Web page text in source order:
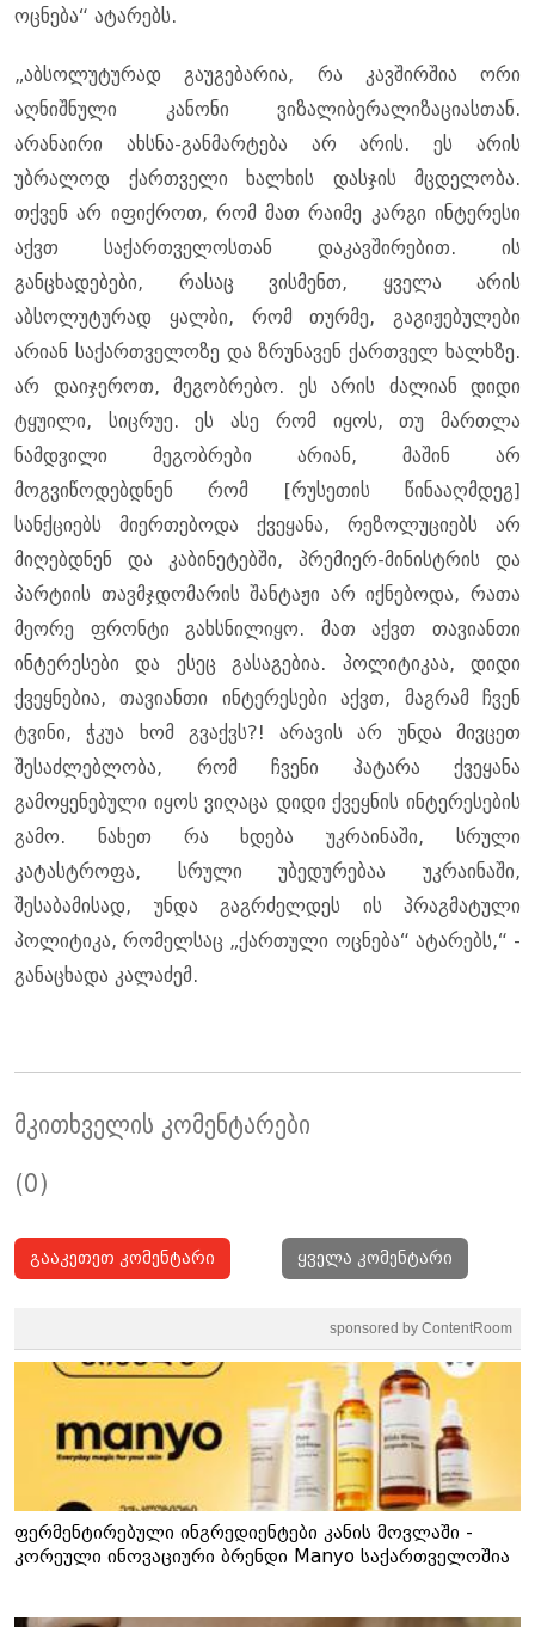
ოცნება“ ატარებს.
„აბსოლუტურად გაუგებარია, რა კავშირშია ორი
აღნიშნული კანონი ვიზალიბერალიზაციასთან.
არანაირი ახსნა-განმარტება არ არის. ეს არის
უბრალოდ ქართველი ხალხის დასჯის მცდელობა.
თქვენ არ იფიქროთ, რომ მათ რაიმე კარგი ინტერესი
აქვთ საქართველოსთან დაკავშირებით. ის
განცხადებები, რასაც ვისმენთ, ყველა არის
აბსოლუტურად ყალბი, რომ თურმე, გაგიჟებულები
არიან საქართველოზე და ზრუნავენ ქართველ ხალხზე.
არ დაიჯეროთ, მეგობრებო. ეს არის ძალიან დიდი
ტყუილი, სიცრუე. ეს ასე რომ იყოს, თუ მართლა
ნამდვილი მეგობრები არიან, მაშინ არ
მოგვიწოდებდნენ რომ [რუსეთის წინააღმდეგ]
სანქციებს მიერთებოდა ქვეყანა, რეზოლუციებს არ
მიღებდნენ და კაბინეტებში, პრემიერ-მინისტრის და
პარტიის თავმჯდომარის შანტაჟი არ იქნებოდა, რათა
მეორე ფრონტი გახსნილიყო. მათ აქვთ თავიანთი
ინტერესები და ესეც გასაგებია. პოლიტიკაა, დიდი
ქვეყნებია, თავიანთი ინტერესები აქვთ, მაგრამ ჩვენ
ტვინი, ჭკუა ხომ გვაქვს?! არავის არ უნდა მივცეთ
შესაძლებლობა, რომ ჩვენი პატარა ქვეყანა
გამოყენებული იყოს ვიღაცა დიდი ქვეყნის ინტერესების
გამო. ნახეთ რა ხდება უკრაინაში, სრული
კატასტროფა, სრული უბედურებაა უკრაინაში,
შესაბამისად, უნდა გაგრძელდეს ის პრაგმატული
პოლიტიკა, რომელსაც „ქართული ოცნება“ ატარებს,“ -
განაცხადა კალაძემ.
მკითხველის კომენტარები
(0)
გააკეთეთ კომენტარი ყველა კომენტარი
sponsored by ContentRoom
ფერმენტირებული ინგრედიენტები კანის მოვლაში -
კორეული ინოვაციური ბრენდი Manyo საქართველოშია